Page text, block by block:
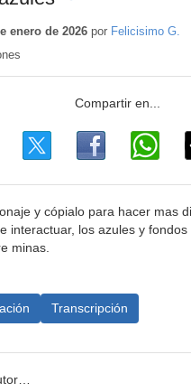
educativo
enero de 2026por Felicisimo G.
y cópialo para hacer mas
interactuar, los azules y
minas.
Transcripción